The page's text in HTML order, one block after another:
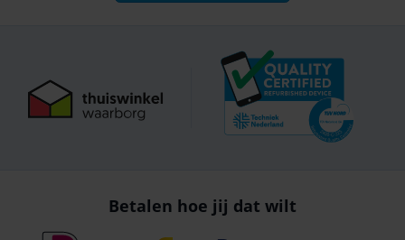
Betalen hoe jij dat wilt